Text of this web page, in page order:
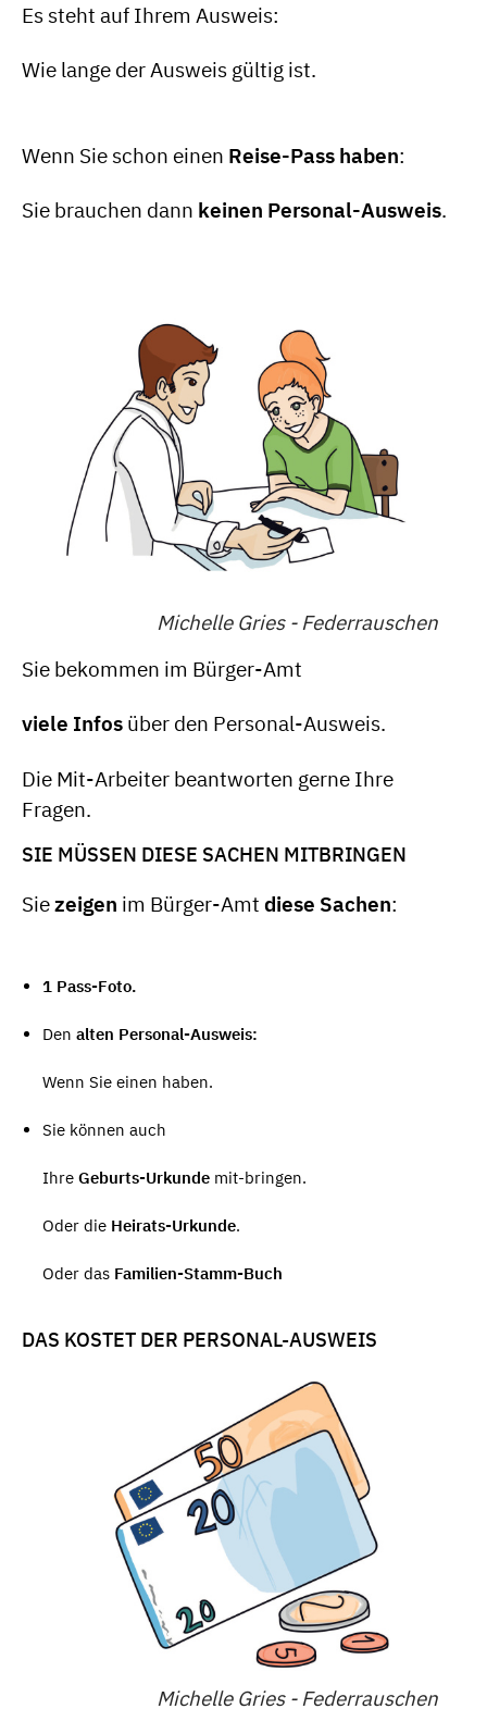
Es steht auf Ihrem Ausweis:
Wie lange der Ausweis gültig ist.
Wenn Sie schon einen Reise-Pass haben:
Sie brauchen dann keinen Personal-Ausweis.
Michelle Gries - Federrauschen
Sie bekommen im Bürger-Amt
viele Infos über den Personal-Ausweis.
Die Mit-Arbeiter beantworten gerne Ihre
Fragen.
SIE MÜSSEN DIESE SACHEN MITBRINGEN
Siezeigen im Bürger-Amt diese Sachen:
1 Pass-Foto.
Den alten Personal-Ausweis:
Wenn Sie einen haben.
Sie können auch
Ihre Geburts-Urkundemit-bringen.
Oder die Heirats-Urkunde.
Oder das Familien-Stamm-Buch
DAS KOSTET DER PERSONAL-AUSWEIS
Michelle Gries - Federrauschen